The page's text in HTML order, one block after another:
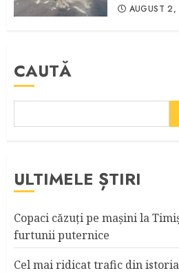
AUGUST
CAUTĂ
ULTIMELE ȘTIRI
Copaci căzuţi pe maşini la
furtunii puternice
Cel mai ridicat trafic din